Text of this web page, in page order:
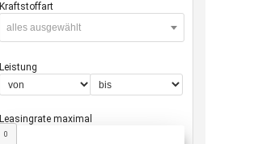
Kraftstoffart
alles ausgewählt
Leistung
Leasingrate maximal
0